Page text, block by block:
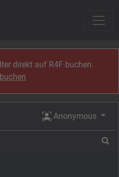
direkt auf R4F buchen.
Anonymous